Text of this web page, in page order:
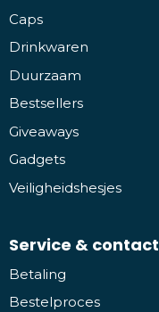
Caps
Drinkwaren
Duurzaam
Bestsellers
Giveaways
Gadgets
Veiligheidshesjes
Service & contact
Betaling
Bestelproces